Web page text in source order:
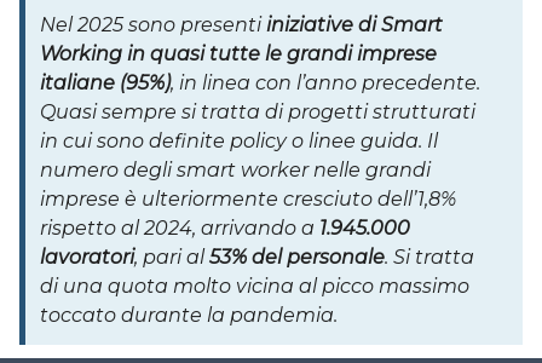
Nel 2025 sono presentiiniziative di Smart
Working in quasi tutte le grandi imprese
italiane (95%), in linea con l’anno precedente.
Quasi sempre si tratta di progetti strutturati
in cui sono definite policy o linee guida. Il
numero degli smart worker nelle grandi
imprese è ulteriormente cresciuto dell’1,8%
rispetto al 2024, arrivando a 1.945.000
lavoratori, pari al53% del personale. Si tratta
di una quota molto vicina al picco massimo
toccato durante la pandemia.